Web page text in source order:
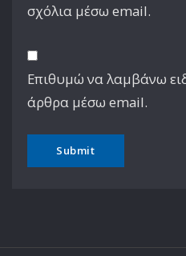
σχόλια μέσω email.
Επιθυμώ να λαμβάνω
άρθρα μέσω email.